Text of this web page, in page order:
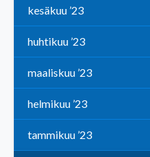
kesäkuu ’23
huhtikuu ’23
maaliskuu ’23
helmikuu ’23
tammikuu ’23